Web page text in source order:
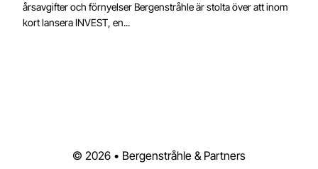
årsavgifter och förnyelser Bergenstråhle är stolta över att inom
kort lansera INVEST, en...
© 2026 • Bergenstråhle & Partners